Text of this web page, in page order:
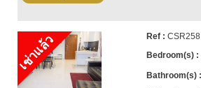
เช่าแล้ว
CSR258